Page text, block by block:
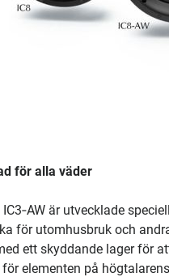
för alla väder
IC3‑AW är utvecklade
för utomhusbruk och
ett skyddande lager för
elementen på